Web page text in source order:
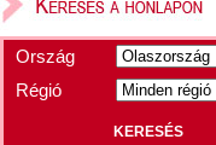
Ország
Régió